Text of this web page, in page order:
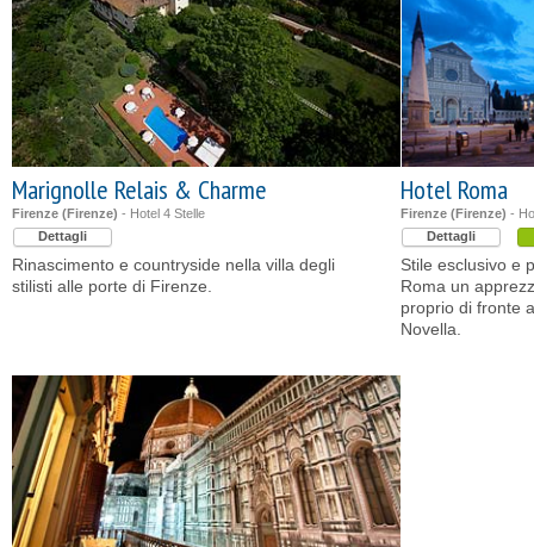
Marignolle Relais & Charme
Firenze (Firenze) - Hotel 4 Stelle
Dettagli
Rinascimento e countryside nella villa degli
stilisti alle porte di Firenze.
Hotel Roma
Firenze (Firenze) -
Dettagli
Stile esclusivo e
Roma un
proprio di fronte
Novella.